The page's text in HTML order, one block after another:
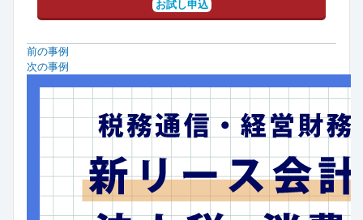
お試し申込
前の事例
次の事例